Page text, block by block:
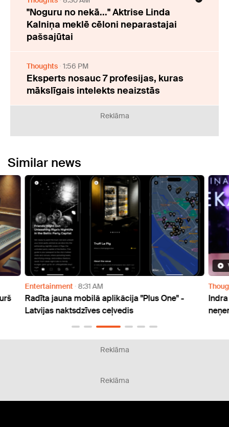
"Noguru no nekā..." Aktrise Linda
Kalniņa meklē cēloni neparastajai
pašsajūtai
Thoughts 1:56 PM
Eksperts nosauc 7 profesijas, kuras
mākslīgais intelekts neaizstās
Reklāma
Similar news
Entertainment 8:31 AM
Radīta jauna mobilā aplikācija "Plus One" -
Latvijas naktsdzīves ceļvedis
Reklāma
Reklāma